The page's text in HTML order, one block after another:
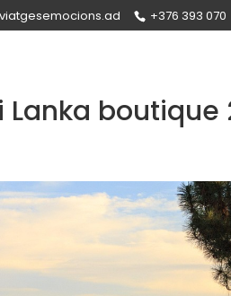
+376 393 070
Lanka